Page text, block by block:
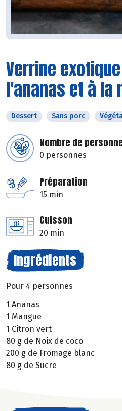
Verrine
l'ananas et à la
Dessert Sans porc
Nombre de
0 personnes
Préparation
15 min
Cuisson
20 min
Ingrédients
Pour 4 personnes
1 Ananas
1 Mangue
1 Citron vert
80 g de Noix de coco
200 g de Fromage blanc
80 g de Sucre